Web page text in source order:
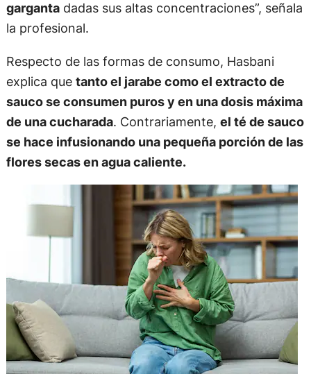
gargantadadas sus altas concentraciones”, señala
la profesional.
Respecto de las formas de consumo, Hasbani
explica que tanto el jarabe como el extracto de
sauco se consumen puros y en una dosis máxima
de una cucharada. Contrariamente, el té de sauco
se hace infusionando una pequeña porción de las
flores secas en agua caliente.